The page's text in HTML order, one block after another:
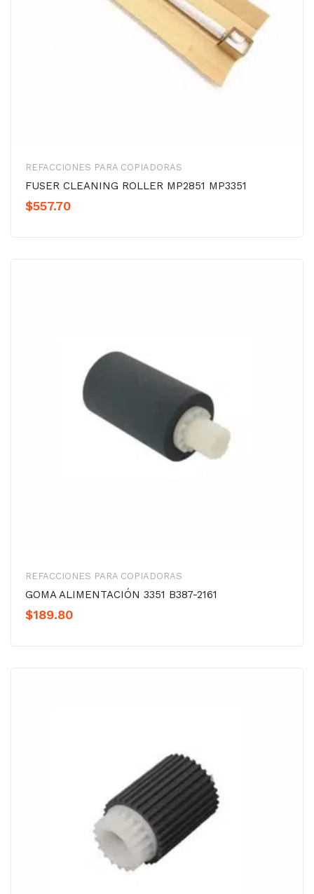
REFACCIONES PARA COPIADORAS
FUSER CLEANING ROLLER MP2851 MP3351
$557.70
REFACCIONES PARA COPIADORAS
GOMA ALIMENTACIÓN 3351 B387-2161
$189.80